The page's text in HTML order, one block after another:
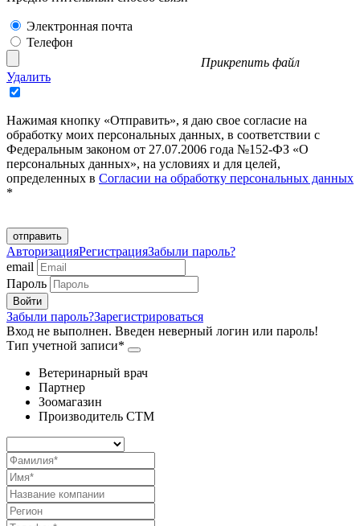
Электронная почта
Телефон
Прикрепить файл
Удалить
Нажимая кнопку «Отправить», я даю свое согласие на
обработку моих персональных данных, в соответствии с
Федеральным законом от 27.07.2006 года №152-ФЗ «О
персональных данных», на условиях и для целей,
определенных в Согласии на обработку персональных данных
*
отправить
АвторизацияРегистрацияЗабыли пароль?
email
Пароль
Забыли пароль?Зарегистрироваться
Вход не выполнен. Введен неверный логин или пароль!
Тип учетной записи*
Ветеринарный врач
Партнер
Зоомагазин
Производитель СТМ